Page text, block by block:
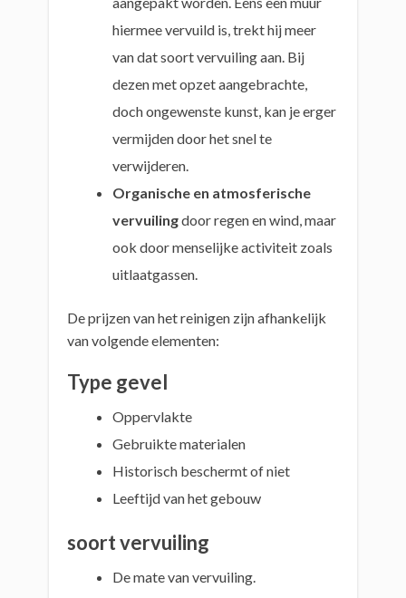
hiermee vervuild is, trekt hij meer
van dat soort vervuiling aan. Bij
dezen met opzet aangebrachte,
doch ongewenste kunst, kan je erger
vermijden door het snel te
verwijderen.
Organische en atmosferische
vervuilingdoor regen en wind, maar
ook door menselijke activiteit zoals
uitlaatgassen.
De prijzen van het reinigen zijn afhankelijk
van volgende elementen:
Type gevel
Oppervlakte
Gebruikte materialen
Historisch beschermt of niet
Leeftijd van het gebouw
soort vervuiling
De mate van vervuiling.